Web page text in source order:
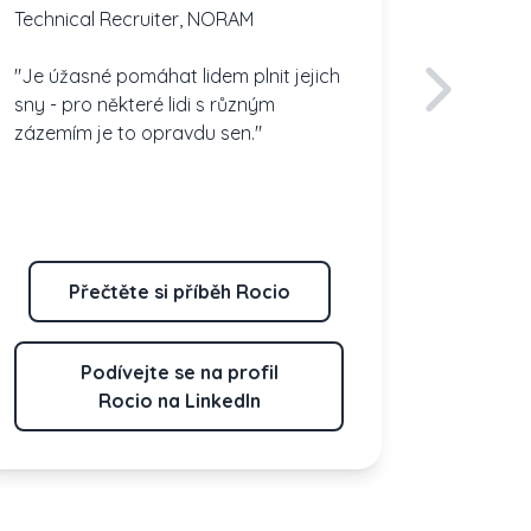
Technical Recruiter, NORAM
"Je úžasné pomáhat lidem plnit jejich
sny - pro některé lidi s různým
zázemím je to opravdu sen."
Přečtěte si příběh Rocio
Podívejte se na profil
Rocio na LinkedIn